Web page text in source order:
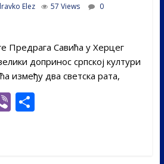
Elez 57 Views
0
Предрага Савића у Херцег
допринос српској култури
између два светска рата,
Vi
b
S